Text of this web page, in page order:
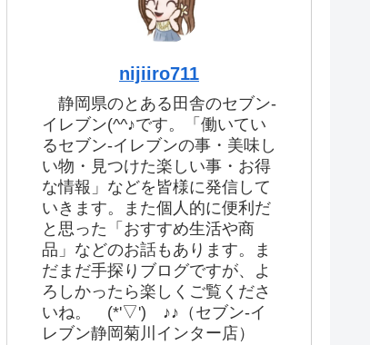
nijiiro711
静岡県のとある田舎のセブン-
イレブン(^^♪です。「働いてい
るセブン-イレブンの事・美味し
い物・見つけた楽しい事・お得
な情報」などを皆様に発信して
いきます。また個人的に便利だ
と思った「おすすめ生活や商
品」などのお話もあります。ま
だまだ手探りブログですが、よ
ろしかったら楽しくご覧くださ
いね。 (*'▽') ♪♪（セブン-イ
レブン静岡菊川インター店）